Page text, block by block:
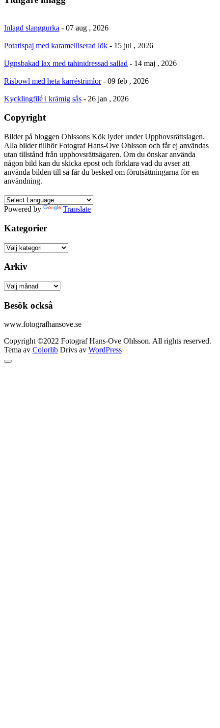
Inlagd slanggurka - 07 aug , 2026
Potatispaj med karamelliserad lök - 15 jul , 2026
Ugnsbakad lax med tahinidressad sallad - 14 maj , 2026
Risbowl med heta karréstrimlor - 09 feb , 2026
Kycklingfilé i krämig sås - 26 jan , 2026
Copyright
Bilder på bloggen Ohlssons Kök lyder under Upphovsrättslagen.
Alla bilder tillhör Fotograf Hans-Ove Ohlsson och får ej användas
utan tillstånd från upphovsrättsägaren. Om du önskar använda
någon bild kan du skicka epost och förklara vad du avser att
använda bilden till så får du besked om förutsättningarna för en
användning.
Powered by Translate
Kategorier
Kategorier
Arkiv
Arkiv
Besök också
www.fotografhansove.se
Copyright ©2022 Fotograf Hans-Ove Ohlsson. All rights reserved.
Tema av Colorlib Drivs av WordPress